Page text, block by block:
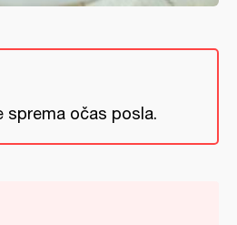
sprema očas posla.